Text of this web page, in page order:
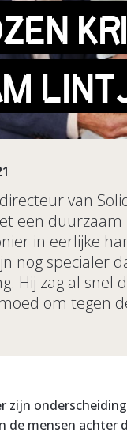
van
een
in eerlijke
nog specialer
Hij zag al
om tegen
zijn
de mensen achter